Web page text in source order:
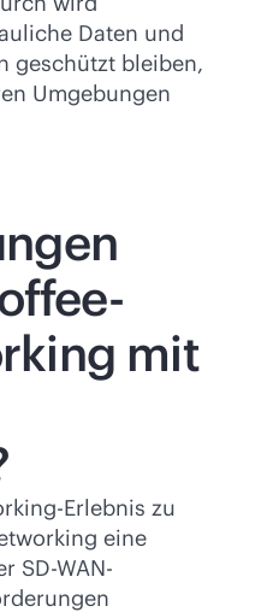
Daten und
geschützt bleiben,
Umgebungen
mit
Erlebnis zu
eine
SD-WAN-